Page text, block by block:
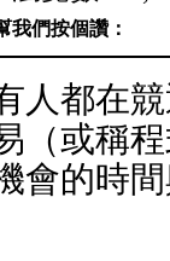
我們按個讚：
人都在
（或稱
會的時